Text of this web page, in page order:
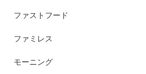
ファストフード
ファミレス
モーニング